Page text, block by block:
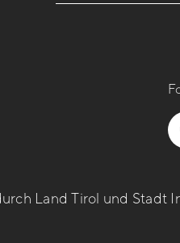
Land Tirol und Stadt